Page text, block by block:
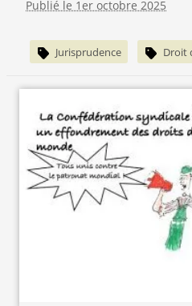
Publié le 1er octobre 2025
Jurisprudence Droit